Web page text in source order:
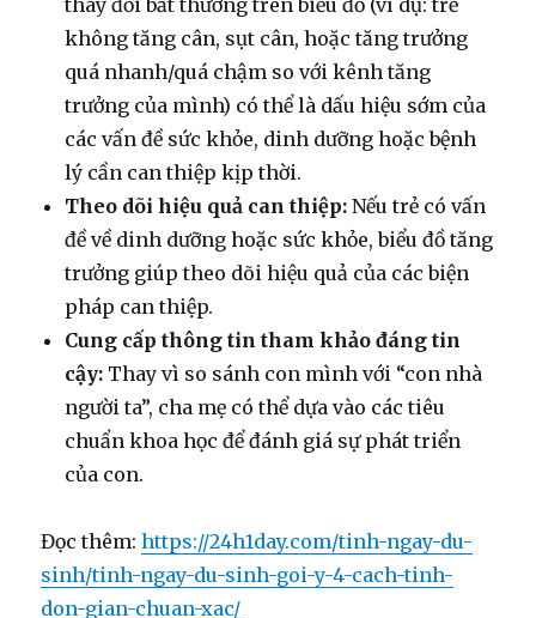
thay đổi bất thường trên biểu đồ (ví dụ: trẻ
không tăng cân, sụt cân, hoặc tăng trưởng
quá nhanh/quá chậm so với kênh tăng
trưởng của mình) có thể là dấu hiệu sớm của
các vấn đề sức khỏe, dinh dưỡng hoặc bệnh
lý cần can thiệp kịp thời.
Theo dõi hiệu quả can thiệp: Nếu trẻ có vấn
đề về dinh dưỡng hoặc sức khỏe, biểu đồ tăng
trưởng giúp theo dõi hiệu quả của các biện
pháp can thiệp.
Cung cấp thông tin tham khảo đáng tin
cậy: Thay vì so sánh con mình với “con nhà
người ta”, cha mẹ có thể dựa vào các tiêu
chuẩn khoa học để đánh giá sự phát triển
của con.
Đọc thêm:https://24h1day.com/tinh-ngay-du-
sinh/tinh-ngay-du-sinh-goi-y-4-cach-tinh-
don-gian-chuan-xac/